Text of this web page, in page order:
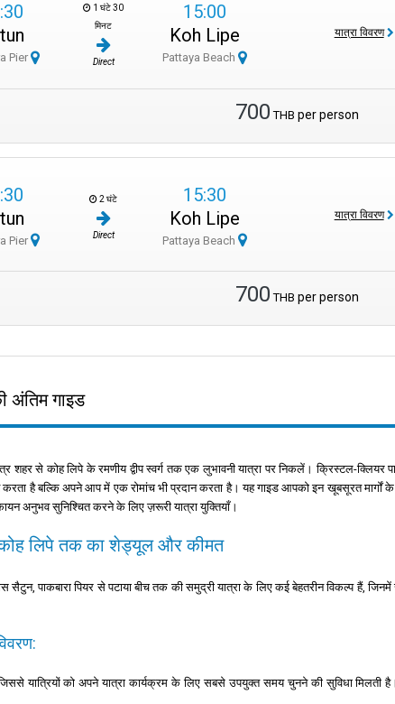
Pier
1 घंटे 30
मिनट
Direct
15:00
Koh Lipe
Pattaya Beach
यात्रा विवरण
700 THB per person
Pier
2 घंटे
Direct
15:30
Koh Lipe
Pattaya Beach
यात्रा विवरण
700 THB per person
अंतिम गाइड
शहर से कोह लिपे के रमणीय द्वीप स्वर्ग तक एक लुभावनी यात्रा पर निकलें। क्रिस्टल-
करता है बल्कि अपने आप में एक रोमांच भी प्रदान करता है। यह गाइड आपको इन खूबसूरत
अनुभव सुनिश्चित करने के लिए ज़रूरी यात्रा युक्तियाँ।
लिपे तक का शेड्यूल और कीमत
सैटुन, पाकबारा पियर से पटाया बीच तक की समुद्री यात्रा के लिए कई बेहतरीन विकल्प हैं,
यात्रियों को अपने यात्रा कार्यक्रम के लिए सबसे उपयुक्त समय चुनने की सुविधा